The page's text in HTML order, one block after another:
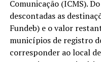
Comunicação (ICMS).
descontadas as
Fundeb) e o valor
municípios de registro
corresponder ao local